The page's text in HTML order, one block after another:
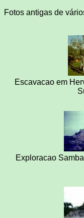
Fotos antigas de
Escavacao em
Exploracao